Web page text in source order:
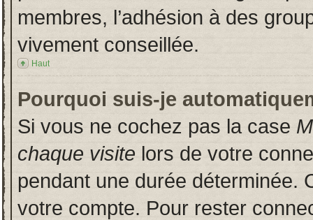
membres, l’adhésion à des
vivement conseillée.
Haut
Pourquoi suis-je
Si vous ne cochez pas la case
chaque visite lors de votre
pendant une durée déterminée.
votre compte. Pour rester